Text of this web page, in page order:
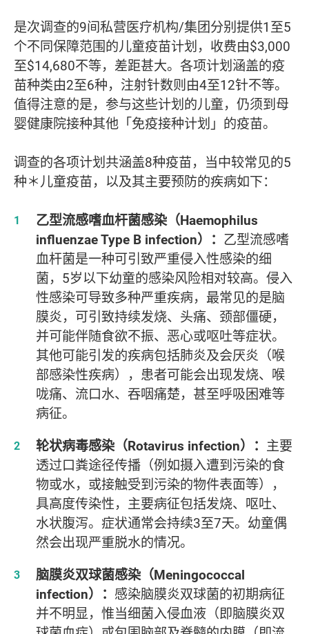
是次调查的9间私营医疗机构/集团分别提供1至5
个不同保障范围的儿童疫苗计划，收费由$3,000
至$14,680不等，差距甚大。各项计划涵盖的疫
苗种类由2至6种，注射针数则由4至12针不等。
值得注意的是，参与这些计划的儿童，仍须到母
婴健康院接种其他「免疫接种计划」的疫苗。
调查的各项计划共涵盖8种疫苗，当中较常见的5
种＊儿童疫苗，以及其主要预防的疾病如下：
乙型流感嗜血杆菌感染（Haemophilus
influenzae Type B infection）： 乙型流感嗜
血杆菌是一种可引致严重侵入性感染的细
菌，5岁以下幼童的感染风险相对较高。侵入
性感染可导致多种严重疾病，最常见的是脑
膜炎，可引致持续发烧、头痛、颈部僵硬，
并可能伴随食欲不振、恶心或呕吐等症状。
其他可能引发的疾病包括肺炎及会厌炎（喉
部感染性疾病），患者可能会出现发烧、喉
咙痛、流口水、吞咽痛楚，甚至呼吸困难等
病征。
轮状病毒感染（Rotavirus infection）： 主要
透过口粪途径传播（例如摄入遭到污染的食
物或水，或接触受到污染的物件表面等），
具高度传染性，主要病征包括发烧、呕吐、
水状腹泻。症状通常会持续3至7天。幼童偶
然会出现严重脱水的情况。
脑膜炎双球菌感染（Meningococcal
infection）： 感染脑膜炎双球菌的初期病征
并不明显，惟当细菌入侵血液（即脑膜炎双